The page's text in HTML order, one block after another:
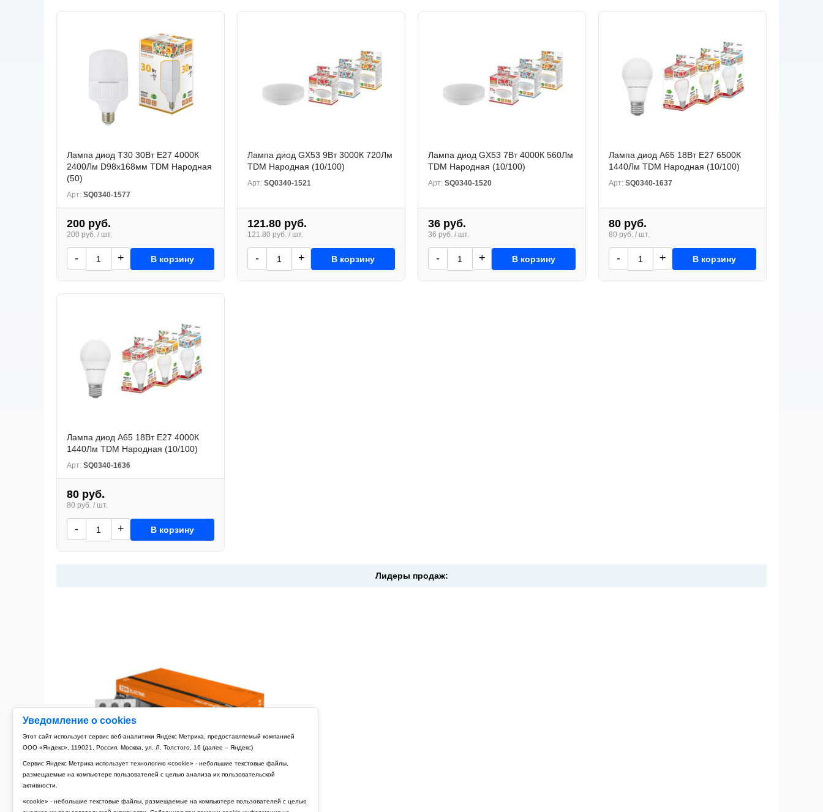
Уведомление о cookies
Этот сайт использует сервис веб-аналитики Яндекс Метрика, предоставляемый компанией
ООО «Яндекс», 119021, Россия, Москва, ул. Л. Толстого, 16 (далее – Яндекс)
Сервис Яндекс Метрика использует технологию «cookie» - небольшие текстовые файлы,
размещаемые на компьютере пользователей с целью анализа их пользовательской
активности.
«cookie» - небольшие текстовые файлы, размещаемые на компьютере пользователей с целью
Лампа диод T30 30Вт Е27 4000К
2400Лм D98х168мм TDM Народная
(50)
Арт: SQ0340-1577
200 руб.
200 руб. / шт.
- + В корзину
Лампа диод GX53 9Вт 3000К 720Лм
TDM Народная (10/100)
Арт: SQ0340-1521
121.80 руб.
121.80 руб. / шт.
- + В корзину
Лампа диод GX53 7Вт 4000К 560Лм
TDM Народная (10/100)
Арт: SQ0340-1520
36 руб.
36 руб. / шт.
- + В корзину
Лампа диод A65 18Вт Е27 6500К
1440Лм TDM Народная (10/100)
Арт: SQ0340-1637
80 руб.
80 руб. / шт.
- + В корзину
Лампа диод A65 18Вт Е27 4000К
1440Лм TDM Народная (10/100)
Арт: SQ0340-1636
80 руб.
80 руб. / шт.
- + В корзину
Лидеры продаж: